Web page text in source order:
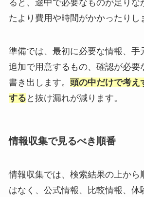
ると、途中で必要なものが足りな
たより費用や時間がかかったりし
準備では、最初に必要な情報、手
追加で用意するもの、確認が必要
書き出します。 頭の中だけで考え
する と抜け漏れが減ります。
情報収集で見るべき順番
情報収集では、検索結果の上から
はなく、公式情報、比較情報、体